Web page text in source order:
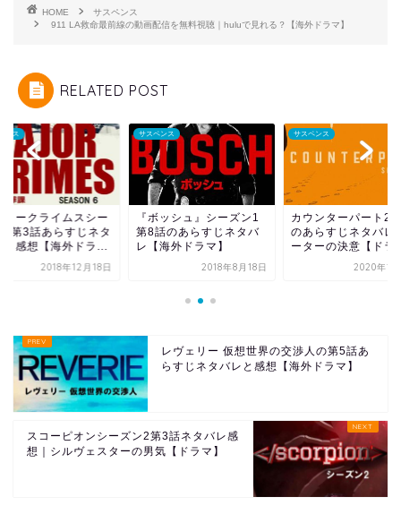
HOME
サスペンス
911 LA救命最前線の動画配信を無料視聴｜huluで見れる？【海外ドラマ】
RELATED POST
ンス
ャークライムスシー
6第3話あらすじネタ
と感想【海外ドラ...
2018年12月18日
サスペンス
『ボッシュ』シーズン1
第8話のあらすじネタバ
レ【海外ドラマ】
2018年8月18日
サスペンス
カウンターパート2
のあらすじネタバレ
ーターの決意【ドラ
2020年1
レヴェリー 仮想世界の交渉人の第5話あ
らすじネタバレと感想【海外ドラマ】
スコーピオンシーズン2第3話ネタバレ感
想｜シルヴェスターの男気【ドラマ】